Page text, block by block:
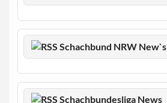
Schachbund NRW New`s
Schachbundesliga News